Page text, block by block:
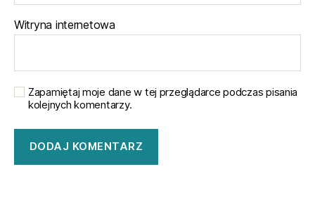
Witryna internetowa
Zapamiętaj moje dane w tej przeglądarce podczas pisania
kolejnych komentarzy.